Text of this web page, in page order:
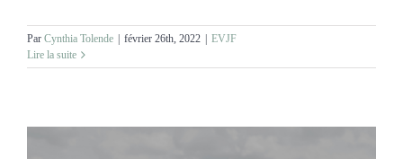
Par Cynthia Tolende février 26th, 2022
EVJF
Lire la suite